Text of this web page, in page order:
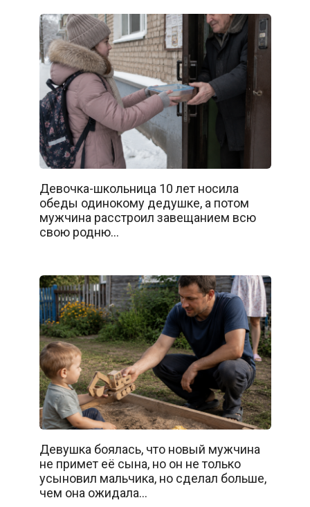
Девочка-школьница 10 лет носила
обеды одинокому дедушке, а потом
мужчина расстроил завещанием всю
свою родню…
Девушка боялась, что новый мужчина
не примет её сына, но он не только
усыновил мальчика, но сделал больше,
чем она ожидала…